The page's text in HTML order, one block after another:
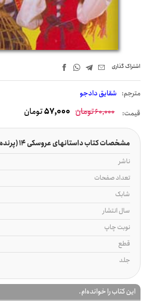
اشتراک‌ گذاری
مترجم: شقایق دادجو
قیمت: 60,000تومان 57,000تومان
مشخصات کتاب داستانهای عروسکی 14 (پرنده آبی)
ناشر
تعداد صفحات
شابک
سال انتشار
نوبت چاپ
قطع
جلد
این کتاب را خوانده‌ام.